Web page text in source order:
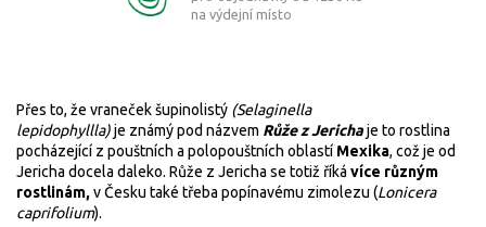
na výdejní místo
Přes to, že vraneček šupinolistý (Selaginella
lepidophyllla)je známý pod názvem Růže z Jerichaje to rostlina
pocházející z pouštních a polopouštních oblastí Mexika, což je od
Jericha docela daleko. Růže z Jericha se totiž říká více různým
rostlinám,v Česku také třeba popínavému zimolezu (Lonicera
caprifolium).